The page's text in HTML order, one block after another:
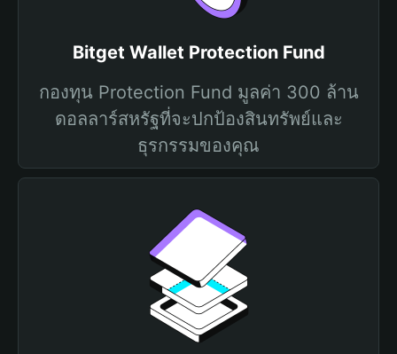
Bitget Wallet Protection Fund
กองทุน Protection Fund มูลค่า 300 ล้าน
ดอลลาร์สหรัฐที่จะปกป้องสินทรัพย์และ
ธุรกรรมของคุณ